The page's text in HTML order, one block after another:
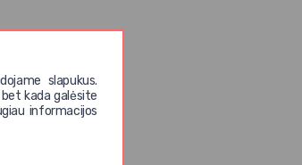
slapukus.
kada galėsite
informacijos